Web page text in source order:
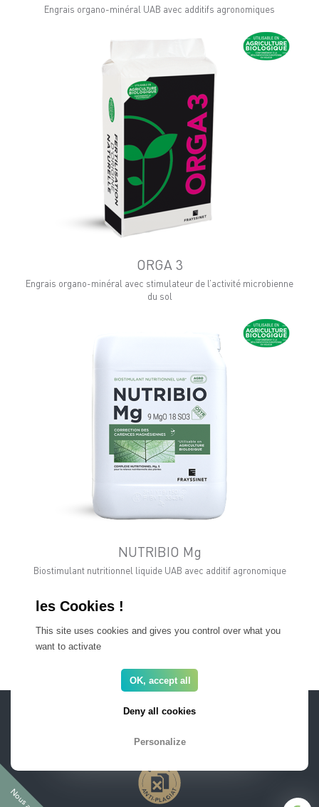
Engrais organo-minéral UAB avec additifs agronomiques
ORGA 3
Engrais organo-minéral avec stimulateur de l’activité microbienne
du sol
NUTRIBIO Mg
Biostimulant nutritionnel liquide UAB avec additif agronomique
Tous nos produits
ESPACE PRO
Newsletter
This site uses cookies and gives you control over what you
want to activate
OK, accept all
Deny all cookies
Personalize